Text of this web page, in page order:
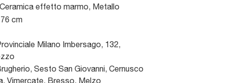
effetto marmo, Metallo
cm
Milano Imbersago, 132,
Sesto San Giovanni, Cernusco
Vimercate, Bresso, Melzo